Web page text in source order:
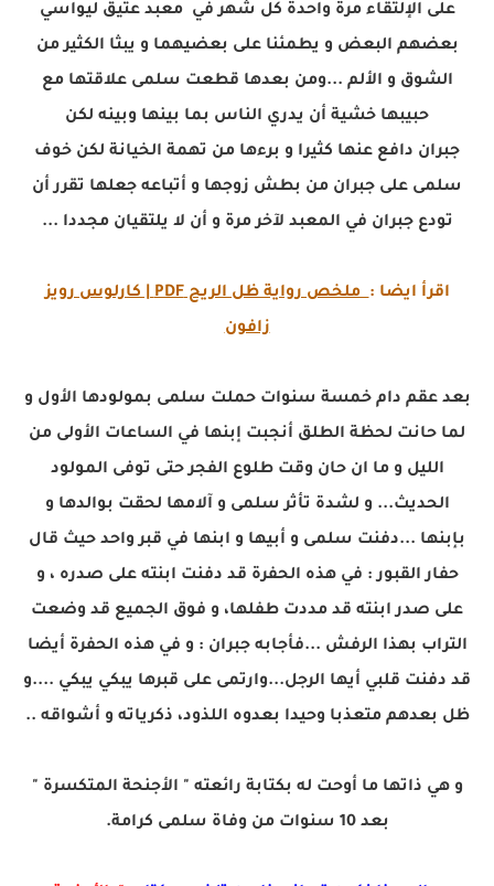
على الإلتقاء مرة واحدة كل شهر في معبد عتيق ليواسي
بعضهم البعض و يطمئنا على بعضيهما و يبثا الكثير من
الشوق و الألم ...ومن بعدها قطعت سلمى علاقتها مع
حبيبها خشية أن يدري الناس بما بينها وبينه لكن
جبران دافع عنها كثيرا و برءها من تهمة الخيانة لكن خوف
سلمى على جبران من بطش زوجها و أتباعه جعلها تقرر أن
تودع جبران في المعبد لآخر مرة و أن لا يلتقيان مجددا ...
اقرأ ايضا :
ملخص رواية ظل الريح PDF | كارلوس رويز
زافون
بعد عقم دام خمسة سنوات حملت سلمى بمولودها الأول و
لما حانت لحظة الطلق أنجبت إبنها في الساعات الأولى من
الليل و ما ان حان وقت طلوع الفجر حتى توفى المولود
الحديث... و لشدة تأثر سلمى و آلامها لحقت بوالدها و
بإبنها ...دفنت سلمى و أبيها و ابنها في قبر واحد حيث قال
حفار القبور : في هذه الحفرة قد دفنت ابنته على صدره ، و
على صدر ابنته قد مددت طفلها، و فوق الجميع قد وضعت
التراب بهذا الرفش ...فأجابه جبران : و في هذه الحفرة أيضا
قد دفنت قلبي أيها الرجل...وارتمى على قبرها يبكي يبكي ....و
ظل بعدهم متعذبا وحيدا بعدوه اللذود، ذكرياته و أشواقه ..
و هي ذاتها ما أوحت له بكتابة رائعته " الأجنحة المتكسرة "
بعد 10 سنوات من وفاة سلمى كرامة.